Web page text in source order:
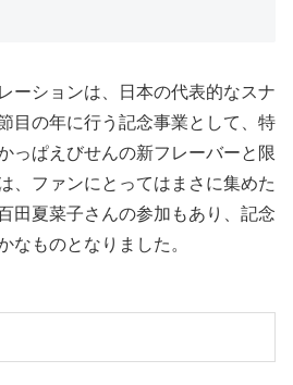
ーションは、日本の代表的なスナ
目の年に行う記念事業として、特
っぱえびせんの新フレーバーと限
、ファンにとってはまさに集めた
田夏菜子さんの参加もあり、記念
なものとなりました。